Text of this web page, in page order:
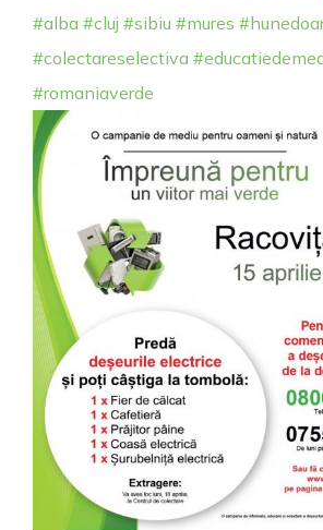
#alba #cluj #sibiu #mures
#colectareselectiva
#romaniaverde